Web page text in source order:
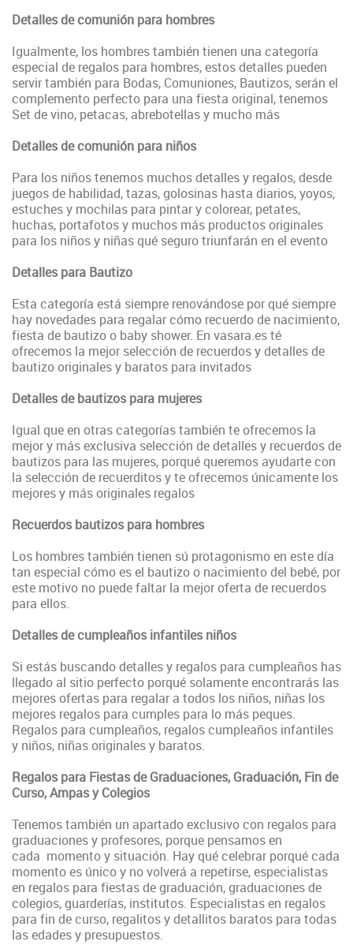
Detalles de comunión para hombres
Igualmente, los hombres también tienen una categoría
especial de regalos para hombres, estos detalles pueden
servir también para Bodas, Comuniones, Bautizos, serán el
complemento perfecto para una fiesta original, tenemos
Set de vino, petacas, abrebotellas y mucho más
Detalles de comunión para niños
Para los niños tenemos muchos detalles y regalos, desde
juegos de habilidad, tazas, golosinas hasta diarios, yoyos,
estuches y mochilas para pintar y colorear, petates,
huchas, portafotos y muchos más productos originales
para los niños y niñas qué seguro triunfarán en el evento
Detalles para Bautizo
Esta categoría está siempre renovándose por qué siempre
hay novedades para regalar cómo recuerdo de nacimiento,
fiesta de bautizo o baby shower. En vasara.es té
ofrecemos la mejor selección de recuerdos y detalles de
bautizo originales y baratos para invitados
Detalles de bautizos para mujeres
Igual que en otras categorías también te ofrecemos la
mejor y más exclusiva selección de detalles y recuerdos de
bautizos para las mujeres, porqué queremos ayudarte con
la selección de recuerditos y te ofrecemos únicamente los
mejores y más originales regalos
Recuerdos bautizos para hombres
Los hombres también tienen sú protagonismo en este día
tan especial cómo es el bautizo o nacimiento del bebé, por
este motivo no puede faltar la mejor oferta de recuerdos
para ellos.
Detalles de cumpleaños infantiles niños
Si estás buscando detalles y regalos para cumpleaños has
llegado al sitio perfecto porqué solamente encontrarás las
mejores ofertas para regalar a todos los niños, niñas los
mejores regalos para cumples para lo más peques.
Regalos para cumpleaños, regalos cumpleaños infantiles
y niños, niñas originales y baratos.
Regalos para Fiestas de Graduaciones, Graduación, Fin de
Curso, Ampas y Colegios
Tenemos también un apartado exclusivo con regalos para
graduaciones y profesores, porque pensamos en
cada momento y situación. Hay qué celebrar porqué cada
momento es único y no volverá a repetirse, especialistas
en regalos para fiestas de graduación, graduaciones de
colegios, guarderías, institutos. Especialistas en regalos
para fin de curso, regalitos y detallitos baratos para todas
las edades y presupuestos.